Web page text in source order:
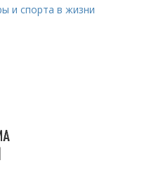
и спорта в жизни